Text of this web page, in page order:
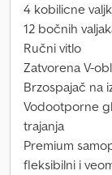
4 kobilicne
12 bočnih
Ručni vitlo
Zatvorena V-
Brzospajač na
Vodootporne
trajanja
Premium
fleksibilni i